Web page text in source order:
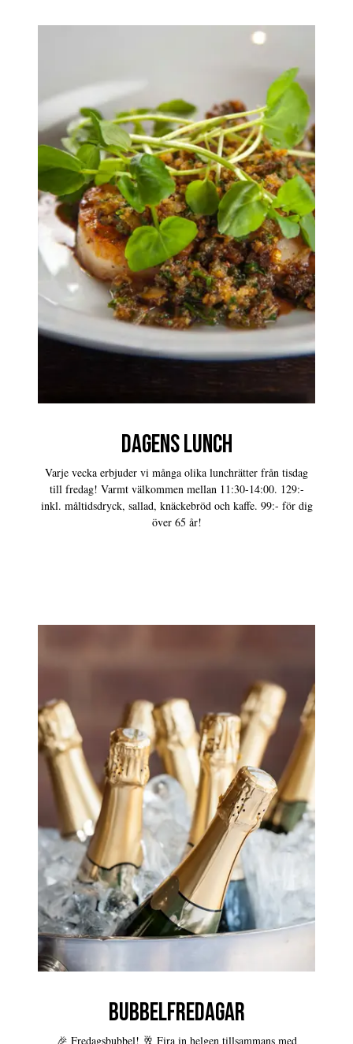
DAGENS LUNCH
Varje vecka erbjuder vi många olika lunchrätter från tisdag
till fredag! Varmt välkommen mellan 11:30-14:00. 129:-
inkl. måltidsdryck, sallad, knäckebröd och kaffe. 99:- för dig
över 65 år!
BUBBELFREDAGAR
🎉 Fredagsbubbel! 🥂 Fira in helgen tillsammans med